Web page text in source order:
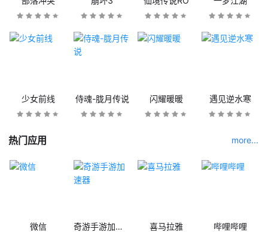
少女前线 侍魂-胧月传说 闪耀暖暖 遇见逆水寒
热门应用 more...
微信 奇游手游加速器 喜马拉雅 哔哩哔哩